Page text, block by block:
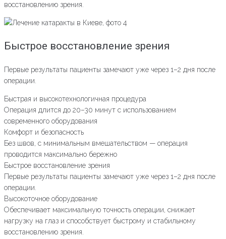
восстановлению зрения.
Быстрое восстановление зрения
Первые результаты пациенты замечают уже через 1–2 дня после
операции.
Быстрая и высокотехнологичная процедура
Операция длится до 20–30 минут с использованием
современного оборудования
Комфорт и безопасность
Без швов, с минимальным вмешательством — операция
проводится максимально бережно
Быстрое восстановление зрения
Первые результаты пациенты замечают уже через 1–2 дня после
операции.
Высокоточное оборудование
Обеспечивает максимальную точность операции, снижает
нагрузку на глаз и способствует быстрому и стабильному
восстановлению зрения.